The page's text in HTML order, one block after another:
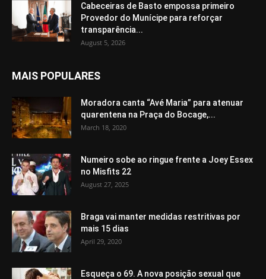
Cabeceiras de Basto empossa primeiro
Provedor do Munícipe para reforçar
transparência...
August 5, 2026
MAIS POPULARES
Moradora canta “Avé Maria” para atenuar
quarentena na Praça do Bocage,...
March 18, 2020
Numeiro sobe ao ringue frente a Joey Essex
no Misfits 22
August 27, 2025
Braga vai manter medidas restritivas por
mais 15 dias
April 29, 2020
Esqueça o 69. A nova posição sexual que